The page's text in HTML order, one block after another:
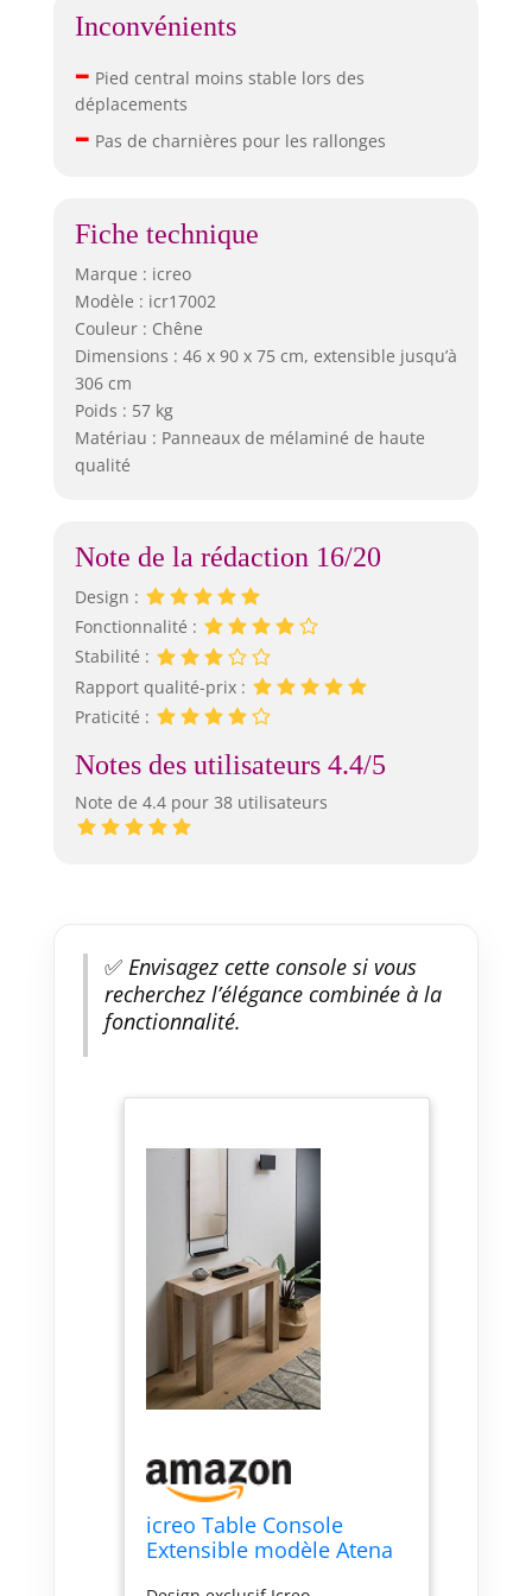
Inconvénients
– Pied central moins stable lors des
déplacements
– Pas de charnières pour les rallonges
Fiche technique
Marque : icreo
Modèle : icr17002
Couleur : Chêne
Dimensions : 46 x 90 x 75 cm, extensible jusqu’à
306 cm
Poids : 57 kg
Matériau : Panneaux de mélaminé de haute
qualité
Note de la rédaction 16/20
Design :
Fonctionnalité :
Stabilité :
Rapport qualité-prix :
Praticité :
Notes des utilisateurs 4.4/5
Note de 4.4 pour 38 utilisateurs
✅Envisagez cette console si vous
recherchez l’élégance combinée à la
fonctionnalité.
icreo Table Console
Extensible modèle Atena